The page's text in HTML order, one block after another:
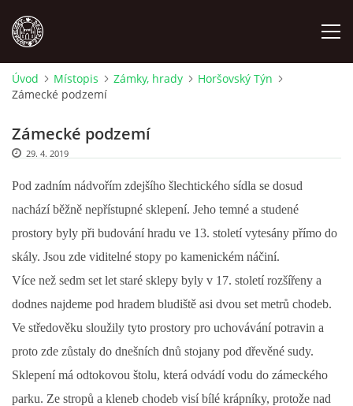
MÍSTOPIS
NÁRODOPIS
OSOBNOSTI
OSTATNÍ
ODKAZY
O NÁS
DŮL NA SLÍDU (NA KOLE)
Úvod Místopis Zámky, hrady
Horšovský Týn
Zámecké podzemí
Zámecké podzemí
29. 4. 2019
Pod zadním nádvořím zdejšího šlechtického sídla se dosud
nachází běžně nepřístupné sklepení. Jeho temné a studené
prostory byly při budování hradu ve 13. století vytesány přímo do
skály. Jsou zde viditelné stopy po kamenickém náčiní.
Více než sedm set let staré sklepy byly v 17. stoletírozšířeny a
dodnes najdeme pod hradem bludiště asi dvou set metrů chodeb.
Ve středověku sloužily tyto prostory pro uchovávání potravin a
proto zde zůstaly do dnešních dnů stojany pod dřevěné sudy.
Sklepení má odtokovou štolu, která odvádí vodu do zámeckého
parku. Ze stropů a kleneb chodeb visí bílé krápníky, protože nad